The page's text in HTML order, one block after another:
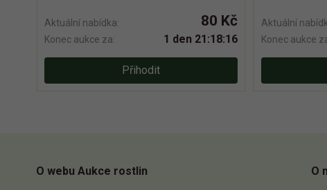
Aktuální nabídka: 80 Kč
Konec aukce za: 1 den 21:18:15
Přihodit
Aktuální
Konec aukce
O webu Aukce rostlin O